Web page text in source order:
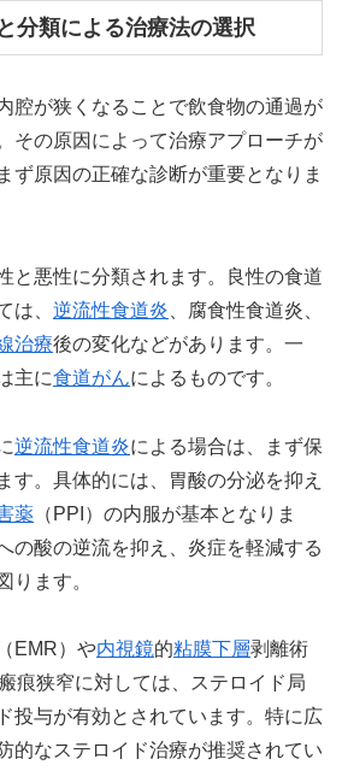
分類による治療法の選択
腔が狭くなることで飲食物の通過が
その原因によって治療アプローチが
ず原因の正確な診断が重要となりま
と悪性に分類されます。良性の食道
は、 逆流性食道炎 、腐食性食道炎、
治療後の変化などがあります。一
主に食道がんによるものです。
逆流性食道炎による場合は、まず保
す。具体的には、胃酸の分泌を抑え
薬 （PPI）の内服が基本となりま
の酸の逆流を抑え、炎症を軽減する
ります。
EMR）や内視鏡的粘膜下層剥離術
痕狭窄に対しては、ステロイド局
投与が有効とされています。特に広
的なステロイド治療が推奨されてい